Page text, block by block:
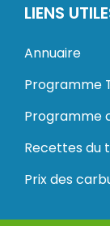
LIENS
Annuaire
Programme
Programme
Recettes du
Prix des